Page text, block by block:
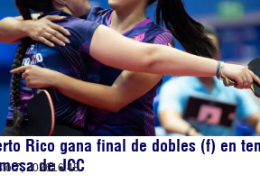
Rico gana final de dobles (f) en
de JCC
7, 202616:48